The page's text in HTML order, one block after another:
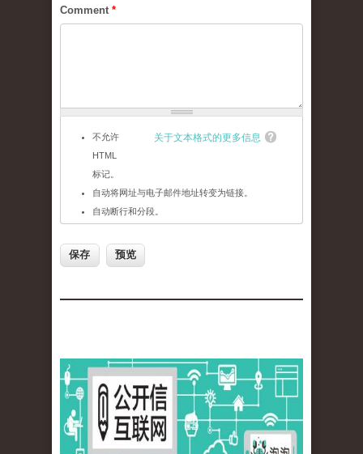
Comment *
关于文本格式的更多信息
不允许
HTML
标记。
自动将网址与电子邮件地址转变为链接。
自动断行和分段。